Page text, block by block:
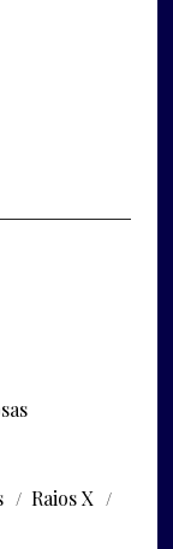
Raios X